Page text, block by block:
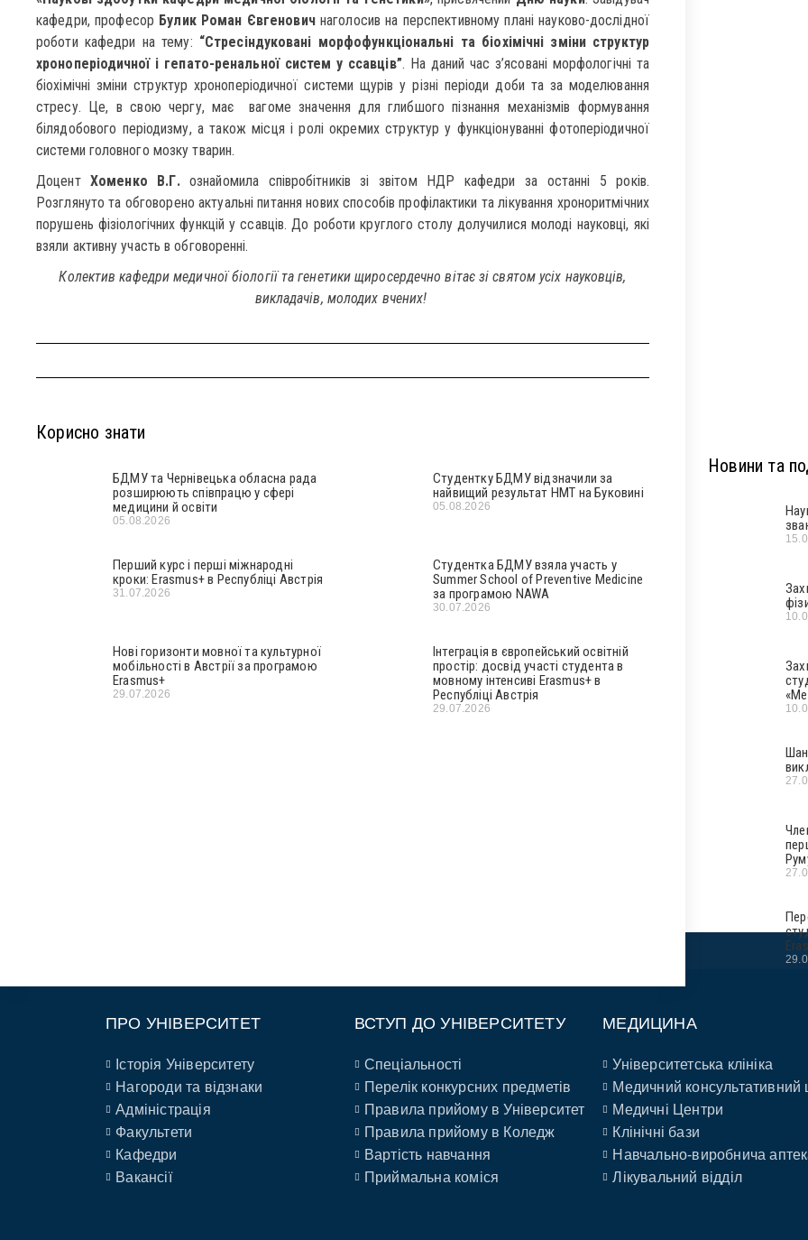
кафедри, професор Булик Роман Євгеновичнаголосив на перспективному плані науково-дослідної
роботи кафедри на тему: “Стресіндуковані морфофункціональні та біохімічні зміни структур
хроноперіодичної і гепато-ренальної систем у ссавців”. На даний час з’ясовані морфологічні та
біохімічні зміни структур хроноперіодичної системи щурів у різні періоди доби та за моделювання
стресу. Це, в свою чергу, має вагоме значення для глибшого пізнання механізмів формування
білядобового періодизму, а також місця і ролі окремих структур у функціонуванні фотоперіодичної
системи головного мозку тварин.
ДоцентХоменко В.Г.ознайомила співробітників зі звітом НДР кафедри за останні 5 років.
Розглянуто та обговорено актуальні питання нових способів профілактики та лікування хроноритмічних
порушень фізіологічних функцій у ссавців. До роботи круглого столу долучилися молоді науковці, які
взяли активну участь в обговоренні.
Колектив кафедри медичної біології та генетики щиросердечно вітає зі святом усіх науковців,
викладачів, молодих вчених!
Корисно знати
БДМУ та Чернівецька обласна рада
розширюють співпрацю у сфері
медицини й освіти
05.08.2026
Студентку БДМУ відзначили за
найвищий результат НМТ на Буковині
05.08.2026
Перший курс і перші міжнародні
кроки: Erasmus+ в Республіці Австрія
31.07.2026
Студентка БДМУ взяла участь у
Summer School of Preventive Medicine
за програмою NAWA
30.07.2026
Нові горизонти мовної та культурної
мобільності в Австрії за програмою
Erasmus+
29.07.2026
Інтеграція в європейський освітній
простір: досвід участі студента в
мовному інтенсиві Erasmus+ в
Республіці Австрія
29.07.2026
Новини та
ПРО УНІВЕРСИТЕТ
Історія Університету
Нагороди та відзнаки
Адміністрація
Факультети
Кафедри
Вакансії
ВСТУП ДО УНІВЕРСИТЕТУ
Спеціальності
Перелік конкурсних предметів
Правила прийому в Університет
Правила прийому в Коледж
Вартість навчання
Приймальна коміся
МЕДИЦИНА
Університетська клініка
Медичний консультативний
Медичні Центри
Клінічні бази
Навчально-виробнича
Лікувальний відділ